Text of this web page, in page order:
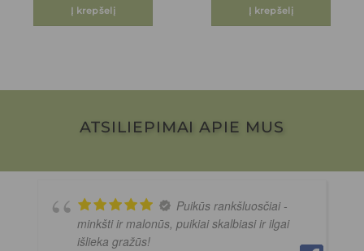
Į krepšelį Į krepšelį
ATSILIEPIMAI APIE MUS
Puikūs rankšluosčiai -
minkšti ir malonūs, puikiai skalbiasi ir ilgai
išlieka gražūs!